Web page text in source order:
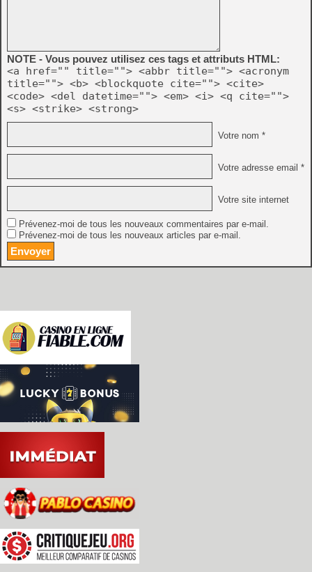
NOTE - Vous pouvez utilisez ces tags et attributs HTML:
<a href="" title=""> <abbr title=""> <acronym
title=""> <b> <blockquote cite=""> <cite>
<code> <del datetime=""> <em> <i> <q cite="">
<s> <strike> <strong>
Votre nom *
Votre adresse email *
Votre site internet
Prévenez-moi de tous les nouveaux commentaires par e-mail.
Prévenez-moi de tous les nouveaux articles par e-mail.